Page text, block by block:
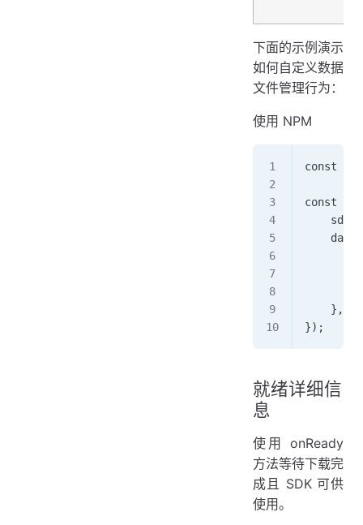
下面的示例演示
如何自定义数据
文件管理行为：
使用 NPM
const
const
    },
});
就绪详细信
息
使用 onReady
方法等待下载完
成且 SDK 可供
使用。